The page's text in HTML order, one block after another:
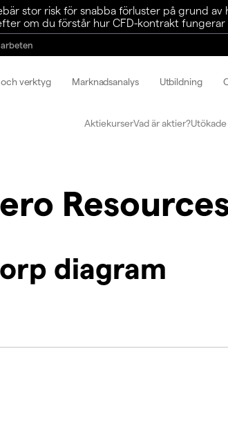
stor risk för snabba förluster på grund av
om du förstår hur CFD-kontrakt
verktyg Marknadsanalys Utbildning
AktiekurserVad är aktier?
diagram